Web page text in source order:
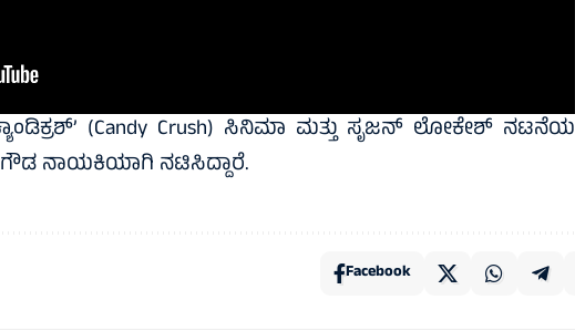
(Candy Crush) ಸಿನಿಮಾ ಮತ್ತು ಸೃಜನ್ ಲೋಕೇಶ್ ನಟನೆಯ
ನಾಯಕಿಯಾಗಿ ನಟಿಸಿದ್ದಾರೆ.
Facebook